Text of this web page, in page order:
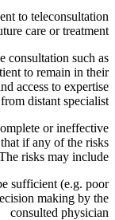
to teleconsultation
care or treatment.
consultation such as
to remain in their
access to expertise
from distant specialist.
or ineffective
if any of the risks
risks may include:
sufficient (e.g. poor
making by the
consulted physician